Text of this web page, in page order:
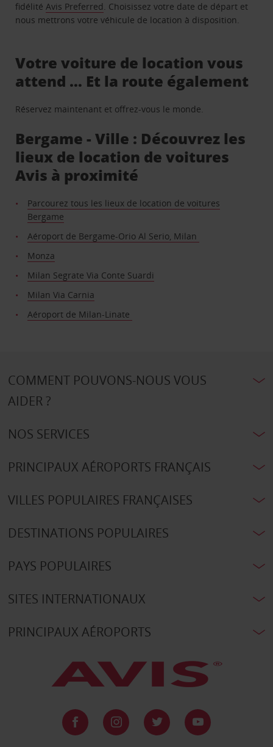
fidélitéAvis Preferred. Choisissez votre date de départ et
nous mettrons votre véhicule de location à disposition.
Votre voiture de location vous
attend … Et la route également
Réservez maintenant et offrez-vous le monde.
Bergame - Ville : Découvrez les
lieux de location de voitures
Avis à proximité
Parcourez tous les lieux de location de voitures
Bergame
Aéroport de Bergame-Orio Al Serio, Milan
Monza
Milan Segrate Via Conte Suardi
Milan Via Carnia
Aéroport de Milan-Linate
COMMENT POUVONS-NOUS VOUS
AIDER ?
NOS SERVICES
PRINCIPAUX AÉROPORTS FRANÇAIS
VILLES POPULAIRES FRANÇAISES
DESTINATIONS POPULAIRES
PAYS POPULAIRES
SITES INTERNATIONAUX
PRINCIPAUX AÉROPORTS